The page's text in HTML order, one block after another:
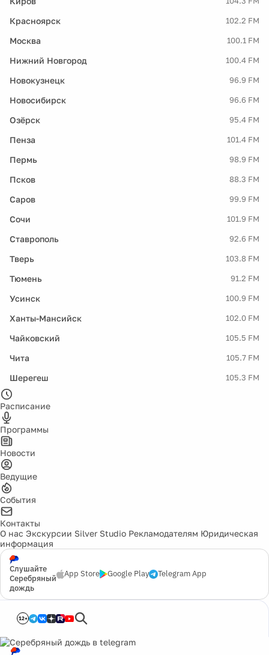
Красноярск 102.2 FM
Москва 100.1 FM
Нижний Новгород 100.4 FM
Новокузнецк 96.9 FM
Новосибирск 96.6 FM
Озёрск 95.4 FM
Пенза 101.4 FM
Пермь 98.9 FM
Псков 88.3 FM
Саров 99.9 FM
Сочи 101.9 FM
Ставрополь 92.6 FM
Тверь 103.8 FM
Тюмень 91.2 FM
Усинск 100.9 FM
Ханты-Мансийск 102.0 FM
Чайковский 105.5 FM
Чита 105.7 FM
Шерегеш 105.3 FM
Расписание
Программы
Новости
Ведущие
События
Контакты
О нас Экскурсии Silver Studio Рекламодателям Юридическая
информация
Слушайте
Серебряный
дождь
App Store Google Play Telegram App
12+